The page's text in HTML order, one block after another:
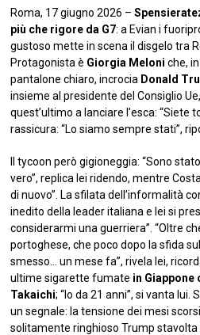
Roma, 17 giugno 2026 – ​​​​
più che rigore da G7: a Evian i
gustoso mette in scena il disgelo tra
Protagonista è Giorgia Meloni che,
pantalone chiaro, incrocia Donald
insieme al presidente del Consiglio
quest’ultimo a lanciare l’esca: “Siete
rassicura: “Lo siamo sempre stati”,
Il tycoon però gigioneggia: “Sono
vero”, replica lei ridendo, mentre
di nuovo”. La sfilata dell’informalità
inedito della leader italiana e lei si
considerarmi una guerriera”. “Oltre
portoghese, che poco dopo la sfida
smesso… un mese fa”, rivela lei,
ultime sigarette fumate in Giappone
Takaichi; “Io da 21 anni”, si vanta
un segnale: la tensione dei mesi
solitamente ringhioso Trump stavolta